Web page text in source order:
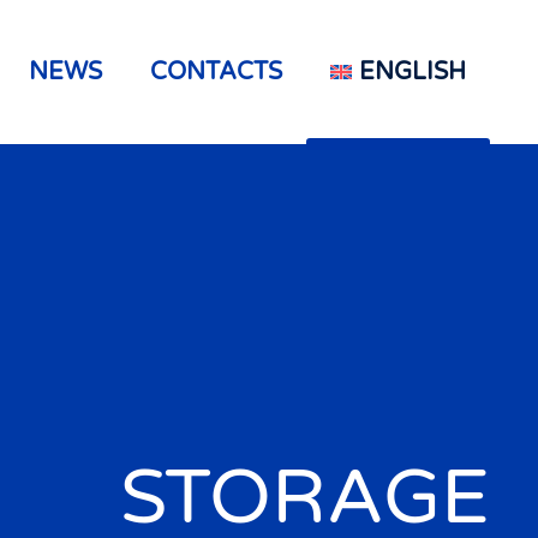
NEWS CONTACTS ENGLISH
STORAGE